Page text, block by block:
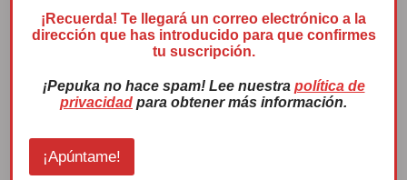
Cuento contra la
violencia de género
Pepuka vuelve con un nuevo proyecto, un
cuento sobre la violencia de género,
adaptado a niños y niñas de educación…
¡Recuerda! Te llegará un correo electrónico a la
dirección que has introducido para que confirmes
tu suscripción.
¡Pepuka no hace spam! Lee nuestra política de
privacidad para obtener más información.
¡Apúntame!